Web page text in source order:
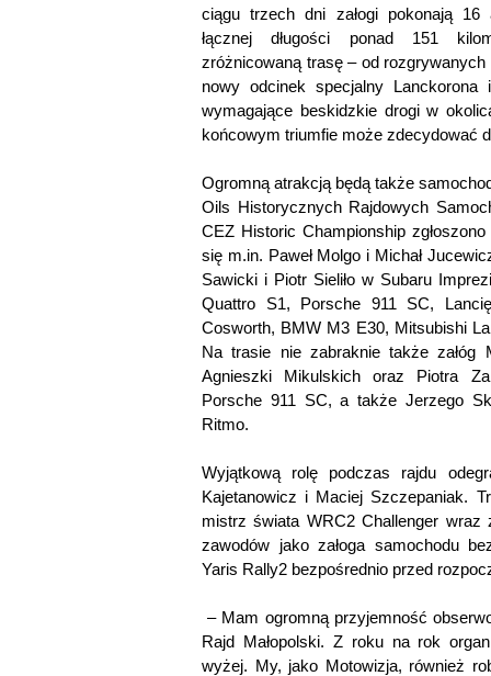
ciągu trzech dni załogi pokonają
łącznej długości ponad 151
zróżnicowaną trasę – od
nowy odcinek specjalny
wymagające beskidzkie drogi w
końcowym triumfie może zdecydować
Ogromną atrakcją będą także
Oils Historycznych Rajdowych
CEZ Historic Championship
się m.in. Paweł Molgo i Michał
Sawicki i Piotr Sieliło w Subaru
Quattro S1, Porsche 911 SC,
Cosworth, BMW M3 E30, Mitsubishi
Na trasie nie zabraknie także
Agnieszki Mikulskich oraz Piotra
Porsche 911 SC, a także Jerzego
Ritmo.
Wyjątkową rolę podczas rajdu
Kajetanowicz i Maciej Szczepaniak.
mistrz świata WRC2 Challenger
zawodów jako załoga samochodu
Yaris Rally2 bezpośrednio przed
– Mam ogromną przyjemność
Rajd Małopolski. Z roku na rok
wyżej. My, jako Motowizja, również